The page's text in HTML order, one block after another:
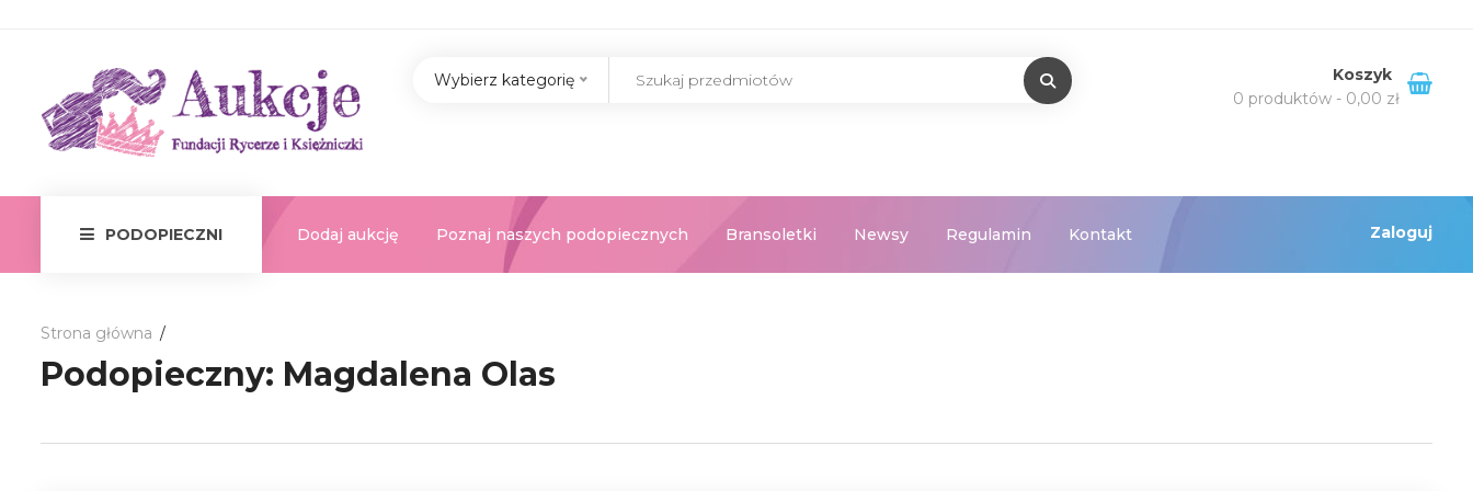
Wybierz kategorię
Koszyk
0 produktów - 0,00 zł
PODOPIECZNI Dodaj aukcję Poznaj naszych podopiecznych Bransoletki Newsy Regulamin Kontakt Zaloguj
Strona główna
Podopieczny: Magdalena Olas